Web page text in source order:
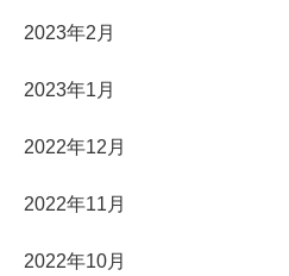
2023年2月
2023年1月
2022年12月
2022年11月
2022年10月